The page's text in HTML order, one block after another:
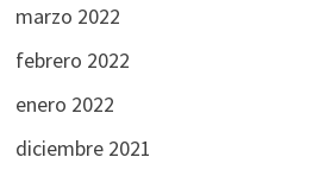
marzo 2022
febrero 2022
enero 2022
diciembre 2021